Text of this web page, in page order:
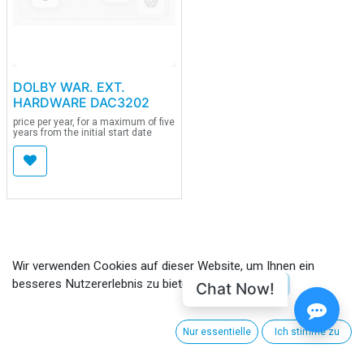
DOLBY WAR. EXT.
HARDWARE DAC3202
price per year, for a maximum of five
years from the initial start date
Wir verwenden Cookies auf dieser Website, um Ihnen ein
besseres Nutzererlebnis zu bieten.
Cookie-Richtlinien
Nur essentielle Ich stimme zu
Chat Now!